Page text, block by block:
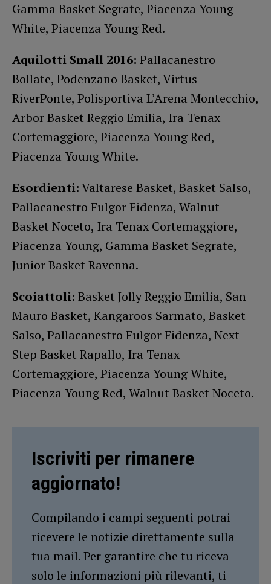
Gamma Basket Segrate, Piacenza Young
White, Piacenza Young Red.
Aquilotti Small 2016: Pallacanestro
Bollate, Podenzano Basket, Virtus
RiverPonte, Polisportiva L’Arena Montecchio,
Arbor Basket Reggio Emilia, Ira Tenax
Cortemaggiore, Piacenza Young Red,
Piacenza Young White.
Esordienti:Valtarese Basket, Basket Salso,
Pallacanestro Fulgor Fidenza, Walnut
Basket Noceto, Ira Tenax Cortemaggiore,
Piacenza Young, Gamma Basket Segrate,
Junior Basket Ravenna.
Scoiattoli: Basket Jolly Reggio Emilia, San
Mauro Basket, Kangaroos Sarmato, Basket
Salso, Pallacanestro Fulgor Fidenza, Next
Step Basket Rapallo, Ira Tenax
Cortemaggiore, Piacenza Young White,
Piacenza Young Red, Walnut Basket Noceto.
Iscriviti per rimanere
aggiornato!
Compilando i campi seguenti potrai
ricevere le notizie direttamente sulla
tua mail. Per garantire che tu riceva
solo le informazioni più rilevanti, ti